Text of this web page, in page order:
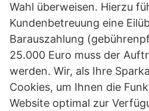
Wahl überweisen. Hierzu
Kundenbetreuung eine
Barauszahlung
25.000 Euro muss der
werden. Wir, als Ihre
Cookies, um Ihnen die
Website optimal zur